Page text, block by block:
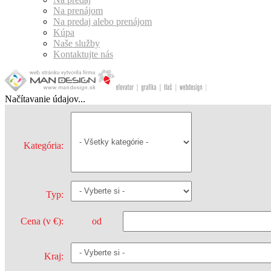
Na prenájom
Na predaj alebo prenájom
Kúpa
Naše služby
Kontaktujte nás
Načítavanie údajov...
Kategória:
Typ:
Cena (v €): od
Kraj: